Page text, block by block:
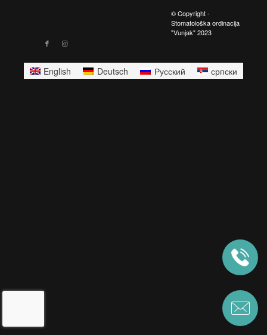
© Copyright -
Stomatološka ordinacija
"Vunjak" 2023
English Deutsch Русский српски